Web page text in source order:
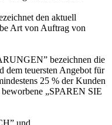
den aktuell
Art von Auftrag von
bezeichnen die
dem teuersten Angebot für
25 % der Kunden
„SPAREN SIE
und